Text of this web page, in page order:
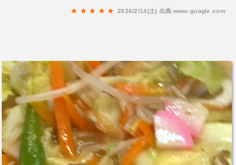
2026/2/14(土) 出典:www.google.com